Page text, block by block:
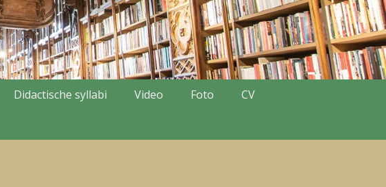
Didactische syllabi Video Foto
CV